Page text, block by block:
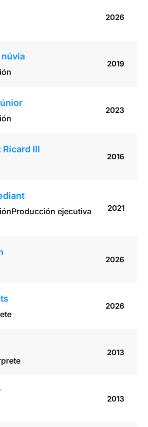
2026
núvia
2019
2023
III
2016
Producción ejecutiva
2021
2026
2026
2013
2013